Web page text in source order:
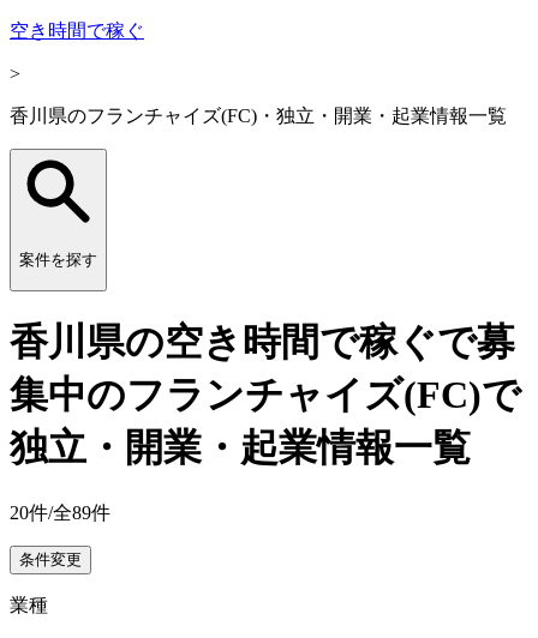
空き時間で稼ぐ
>
香川県のフランチャイズ(FC)・独立・開業・起業情報一覧
案件を探す
香川県の空き時間で稼ぐで募
集中のフランチャイズ(FC)で
独立・開業・起業情報一覧
20件/全89件
条件変更
業種